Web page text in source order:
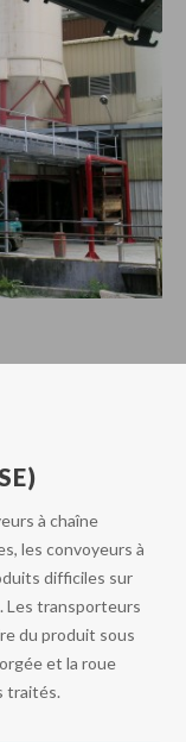
à chaîne
les convoyeurs à
difficiles sur
Les transporteurs
du produit sous
et la roue
traités.